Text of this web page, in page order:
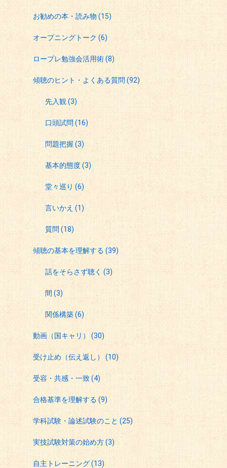
お勧めの本・読み物 (15)
オープニングトーク (6)
ロープレ勉強会活用術(8)
傾聴のヒント・よくある質問 (92)
先入観(3)
口頭試問(16)
問題把握(3)
基本的態度(3)
堂々巡り(6)
言いかえ(1)
質問(18)
傾聴の基本を理解する (39)
話をそらさず聴く(3)
間(3)
関係構築(6)
動画（国キャリ） (30)
受け止め（伝え返し） (10)
受容・共感・一致(4)
合格基準を理解する (9)
学科試験・論述試験のこと (25)
実技試験対策の始め方(3)
自主トレーニング(13)